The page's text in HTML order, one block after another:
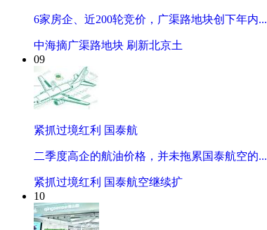
6家房企、近200轮竞价，广渠路地块创下年内...
中海摘广渠路地块 刷新北京土
09
紧抓过境红利 国泰航
二季度高企的航油价格，并未拖累国泰航空的...
紧抓过境红利 国泰航空继续扩
10